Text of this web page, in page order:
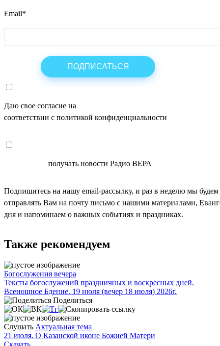
Email*
Даю свое согласие на
соответствии с политикой конфиденциальности
получать новости Радио ВЕРА
Подпишитесь на нашу email-рассылку, и раз в неделю мы будем
отправлять Вам на почту письмо с нашими материалами,
дня и напоминаем о важных событиях и праздниках.
Также рекомендуем
Богослужения вечера
Тексты богослужений праздничных и воскресных дней.
Всенощное Бдение. 19 июля (вечер 18 июля) 2026г.
Поделиться
Слушать Актуальная тема
21 июля. О Казанской иконе Божией Матери